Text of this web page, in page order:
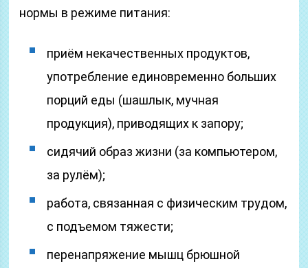
нормы в режиме питания:
приём некачественных продуктов,
употребление единовременно больших
порций еды (шашлык, мучная
продукция), приводящих к запору;
сидячий образ жизни (за компьютером,
за рулём);
работа, связанная с физическим трудом,
с подъемом тяжести;
перенапряжение мышц брюшной